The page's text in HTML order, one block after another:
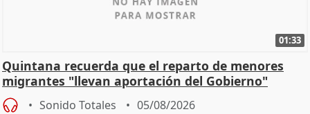
01:33
Quintana recuerda que el reparto de menores
migrantes "llevan aportación del Gobierno"
central
Sonido Totales 05/08/2026